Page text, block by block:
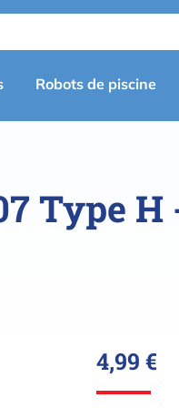
Robots de piscine
Type H
4,99 €